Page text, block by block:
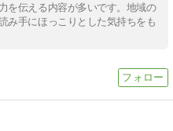
を伝える内容が多いです。地域の
み手にほっこりとした気持ちをも